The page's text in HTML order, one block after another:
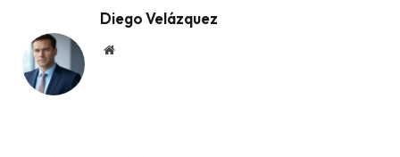
Diego Velázquez
Website